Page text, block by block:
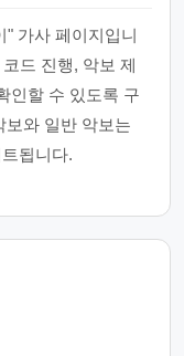
" 가사 페이지입니
드 진행, 악보 제
인할 수 있도록 구
보와 일반 악보는
됩니다.